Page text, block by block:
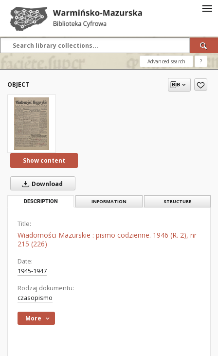
Advanced search ?
OBJECT
Show content
Download
DESCRIPTION INFORMATION STRUCTURE
Title:
Wiadomości Mazurskie : pismo codzienne. 1946 (R. 2), nr
215 (226)
Date:
1945-1947
Rodzaj dokumentu:
czasopismo
More